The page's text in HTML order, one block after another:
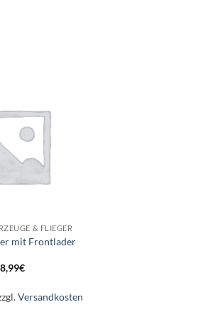
& FLIEGER
mit Frontlader
8,99€
Versandkosten